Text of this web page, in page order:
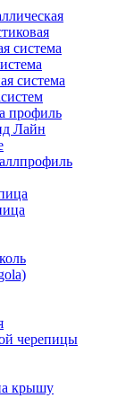
система
система
профиль
Лайн
черепицы
крышу